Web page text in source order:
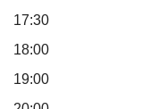
17:30
18:00
19:00